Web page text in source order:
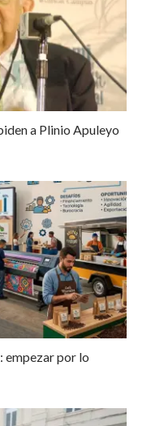
a Plinio Apuleyo
empezar por lo